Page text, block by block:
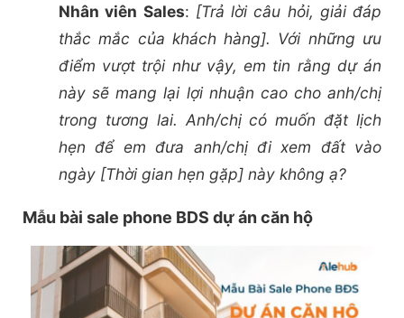
Nhân viên Sales: [Trả lời câu hỏi, giải đáp
thắc mắc của khách hàng]. Với những ưu
điểm vượt trội như vậy, em tin rằng dự án
này sẽ mang lại lợi nhuận cao cho anh/chị
trong tương lai. Anh/chị có muốn đặt lịch
hẹn để em đưa anh/chị đi xem đất vào
ngày [Thời gian hẹn gặp] này không ạ?
Mẫu bài sale phone BDS dự án căn hộ